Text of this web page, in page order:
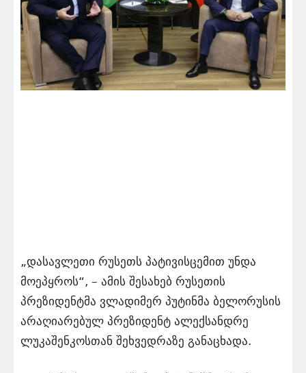
„დასავლეთი რუსეთს პატივისცემით უნდა
მოეპყროს“, – ამის შესახებ რუსეთის
პრეზიდენტმა ვლადიმერ პუტინმა ბელორუსის
არაღიარებულ პრეზიდენტ ალექსანდრე
ლუკაშენკოსთან შეხვედრაზე განაცხადა.